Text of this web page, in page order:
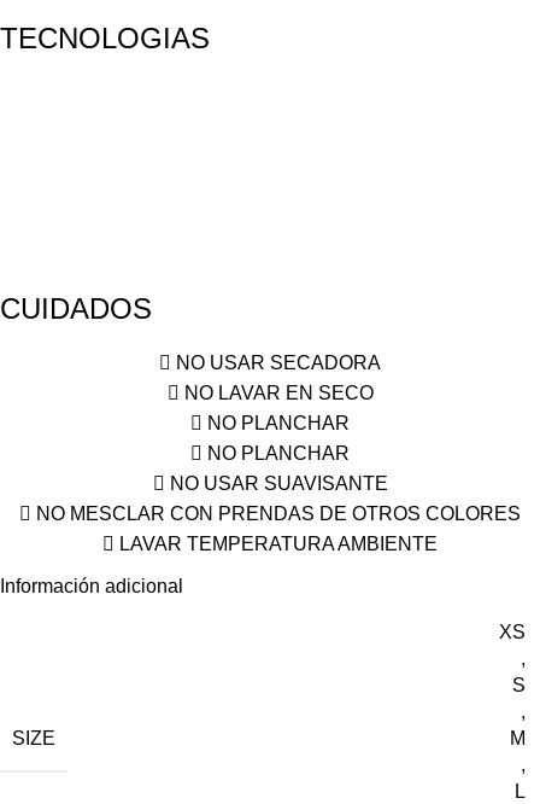
TECNOLOGIAS
CUIDADOS
NO USAR SECADORA
NO LAVAR EN SECO
NO PLANCHAR
NO PLANCHAR
NO USAR SUAVISANTE
NO MESCLAR CON PRENDAS DE OTROS COLORES
LAVAR TEMPERATURA AMBIENTE
Información adicional
SIZE
XS
,
S
,
M
,
L